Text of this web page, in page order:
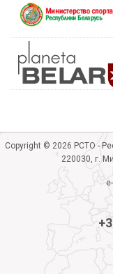
Copyright © 2026 РСТО -
220030, г.